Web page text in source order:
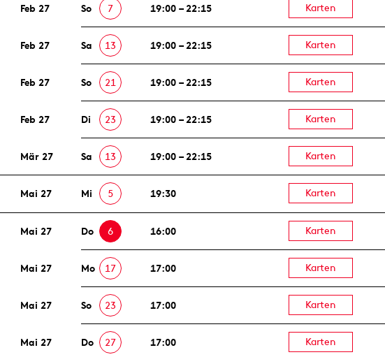
Feb 27 So 7 19:00 – 22:15 Karten
Feb 27 Sa 13 19:00 – 22:15 Karten
Feb 27 So 21 19:00 – 22:15 Karten
Feb 27 Di 23 19:00 – 22:15 Karten
Mär 27 Sa 13 19:00 – 22:15 Karten
Mai 27 Mi 5 19:30 Karten
Mai 27 Do 6 16:00 Karten
Mai 27 Mo 17 17:00 Karten
Mai 27 So 23 17:00 Karten
Mai 27 Do 27 17:00 Karten